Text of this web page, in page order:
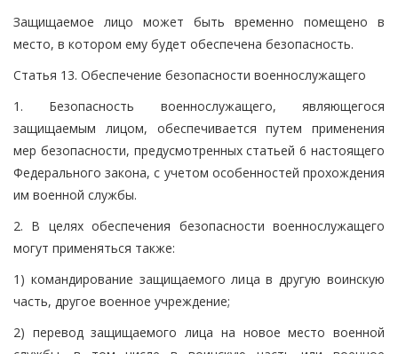
Защищаемое лицо может быть временно помещено в
место, в котором ему будет обеспечена безопасность.
Статья 13. Обеспечение безопасности военнослужащего
1. Безопасность военнослужащего, являющегося
защищаемым лицом, обеспечивается путем применения
мер безопасности, предусмотренных статьей 6 настоящего
Федерального закона, с учетом особенностей прохождения
им военной службы.
2. В целях обеспечения безопасности военнослужащего
могут применяться также:
1) командирование защищаемого лица в другую воинскую
часть, другое военное учреждение;
2) перевод защищаемого лица на новое место военной